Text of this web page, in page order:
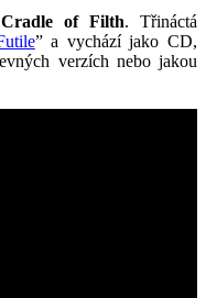
Cradle of Filth. Třináctá
” a vychází jako CD,
verzích nebo jakou